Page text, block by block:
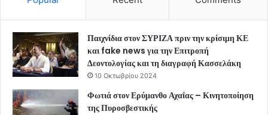
Παιχνίδια στον ΣΥΡΙΖΑ πριν την κρίσιμη ΚΕ
και fake news για την Επιτροπή
Δεοντολογίας και τη διαγραφή Κασσελάκη
10 Οκτωβρίου 2024
Φωτιά στον Ερύμανθο Αχαΐας – Κινητοποίηση
της Πυροσβεστικής